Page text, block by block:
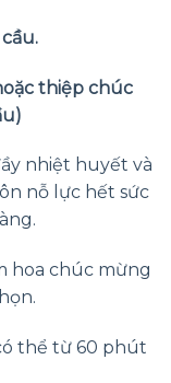
thiệp chúc
nhiệt huyết và
nỗ lực hết sức
hoa chúc mừng
thể từ 60 phút